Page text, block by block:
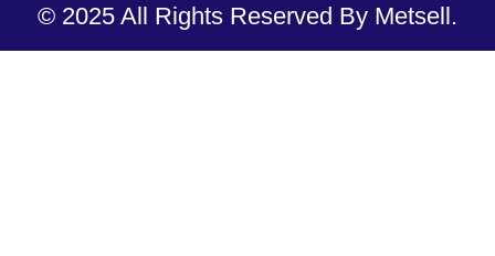
© 2025 All Rights Reserved By Metsell.